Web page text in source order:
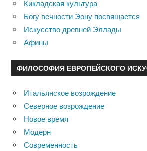
Кикладская культура
Богу вечности Эону посвящается
Искусство древней Эллады
Афины
ФИЛОСОФИЯ ЕВРОПЕЙСКОГО
Итальянское возрождение
Северное возрождение
Новое время
Модерн
Современность